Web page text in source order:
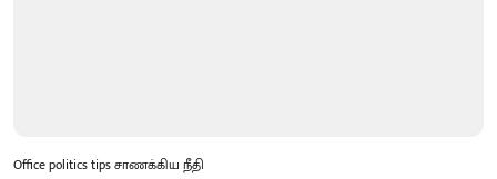
Office politics tips சாணக்கிய நீதி